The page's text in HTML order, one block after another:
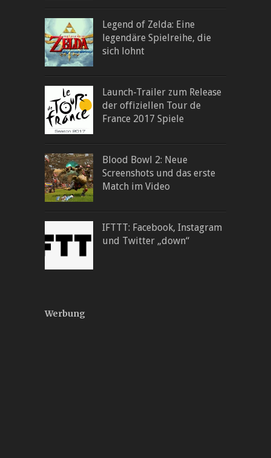
Legend of Zelda: Eine
legendäre Spielreihe, die
sich lohnt
Launch-Trailer zum Release
der offiziellen Tour de
France 2017 Spiele
Blood Bowl 2: Neue
Screenshots und das erste
Match im Video
IFTTT: Facebook, Instagram
und Twitter „down“
Werbung